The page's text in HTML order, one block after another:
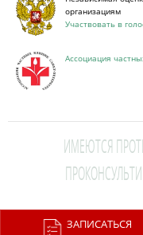
ЗАПИСАТЬСЯ
организациям
Участвовать в
Ассоциация
ИМЕЮТСЯ
This site is protected by